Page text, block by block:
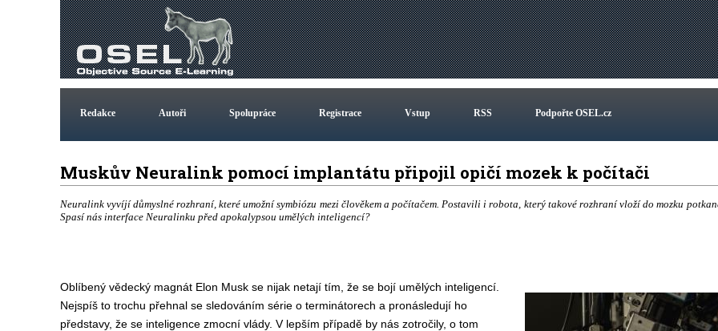
Redakce Autoři Spolupráce Registrace Vstup RSS Podpořte OSEL.cz
Muskův Neuralink pomocí implantátu připojil opičí mozek k počítači
Neuralink vyvíjí důmyslné rozhraní, které umožní symbiózu mezi člověkem a počítačem. Postavili i robota, který takové rozhraní vloží do mozku
Spasí nás interface Neuralinku před apokalypsou umělých inteligencí?
Oblíbený vědecký magnát Elon Musk se nijak netají tím, že se bojí umělých inteligencí.
Nejspíš to trochu přehnal se sledováním série o terminátorech a pronásledují ho
představy, že se inteligence zmocní vlády. V lepším případě by nás zotročily, o tom